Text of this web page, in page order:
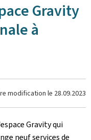
Gravity
à
modification le 28.09.2023
Gravity qui
neuf services de